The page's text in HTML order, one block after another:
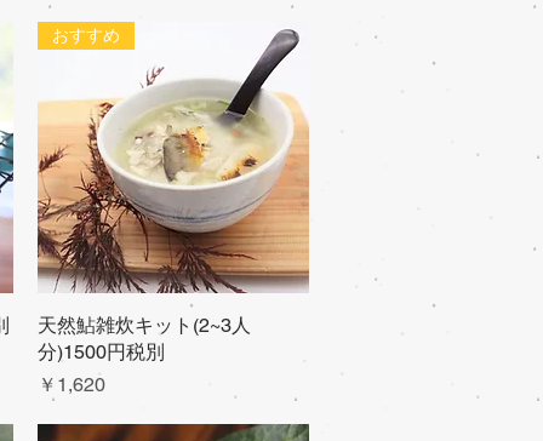
クイックビュー
おすすめ
天然鮎雑炊キット(2~3人
分)1500円税別
価格
￥1,620